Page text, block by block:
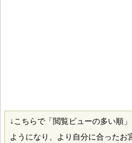
↓こちらで「閲覧ビューの多い順
ようになり、より自分に合ったお